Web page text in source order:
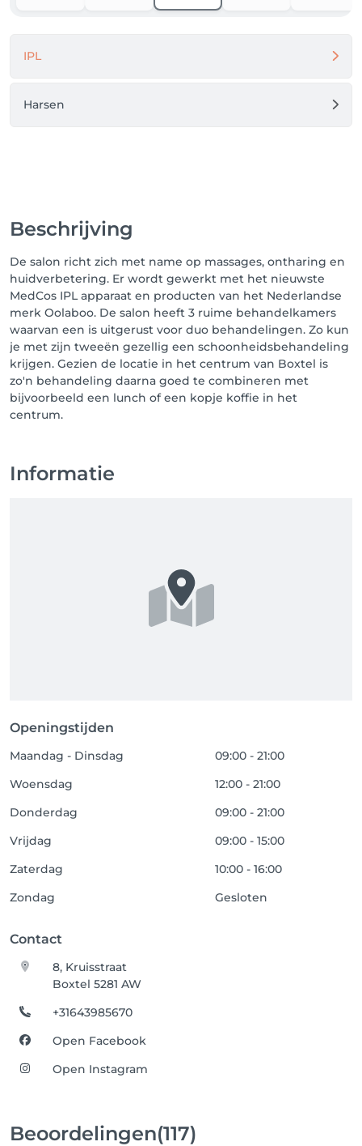
IPL
Harsen
Beschrijving
De salon richt zich met name op massages, ontharing en
huidverbetering. Er wordt gewerkt met het nieuwste
MedCos IPL apparaat en producten van het Nederlandse
merk Oolaboo. De salon heeft 3 ruime behandelkamers
waarvan een is uitgerust voor duo behandelingen. Zo kun
je met zijn tweeën gezellig een schoonheidsbehandeling
krijgen. Gezien de locatie in het centrum van Boxtel is
zo'n behandeling daarna goed te combineren met
bijvoorbeeld een lunch of een kopje koffie in het
centrum.
Informatie
Openingstijden
Maandag - Dinsdag
09:00 - 21:00
Woensdag
12:00 - 21:00
Donderdag
09:00 - 21:00
Vrijdag
09:00 - 15:00
Zaterdag
10:00 - 16:00
Zondag
Gesloten
Contact
8, Kruisstraat
Boxtel 5281 AW
+31643985670
Open Facebook
Open Instagram
Beoordelingen(117)